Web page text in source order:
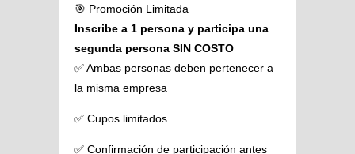
🎯 Promoción Limitada
Inscribe a 1 persona y participa una
segunda persona SIN COSTO
✅ Ambas personas deben pertenecer a
la misma empresa
✅ Cupos limitados
✅ Confirmación de participación antes